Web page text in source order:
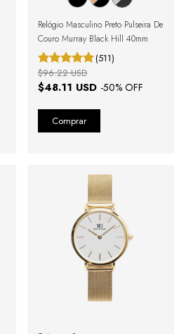
Relógio Masculino Preto Pulseira De
Couro Murray Black Hill 40mm
(511)
$48.11 USD -50% OFF
$96.22 USD